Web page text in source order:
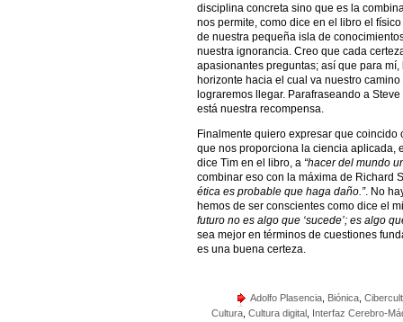
disciplina concreta sino que es la
nos permite, como dice en el libro el
de nuestra pequeña isla de
nuestra ignorancia. Creo que cada
apasionantes preguntas; así que para
horizonte hacia el cual va nuestro
lograremos llegar. Parafraseando a
está nuestra recompensa.
Finalmente quiero expresar que coincido
que nos proporciona la ciencia aplicada,
dice Tim en el libro, a “hacer del mundo
combinar eso con la máxima de Richard
ética es probable que haga daño.”. No
hemos de ser conscientes como dice el
futuro no es algo que ‘sucede’; es algo
sea mejor en términos de cuestiones
es una buena certeza.
Adolfo Plasencia Biónica
Cultura Cultura digital Interfaz Cerebro-